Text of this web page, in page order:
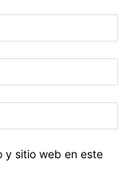
y sitio web en este